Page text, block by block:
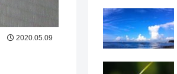
2020.05.09